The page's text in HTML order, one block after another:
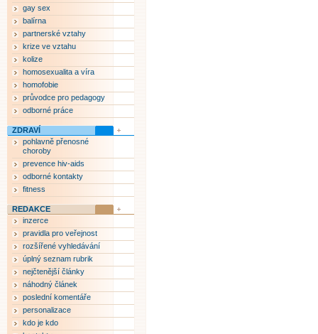
gay sex
balírna
partnerské vztahy
krize ve vztahu
kolize
homosexualita a víra
homofobie
průvodce pro pedagogy
odborné práce
ZDRAVÍ
pohlavně přenosné
choroby
prevence hiv-aids
odborné kontakty
fitness
REDAKCE
inzerce
pravidla pro veřejnost
rozšířené vyhledávání
úplný seznam rubrik
nejčtenější články
náhodný článek
poslední komentáře
personalizace
kdo je kdo